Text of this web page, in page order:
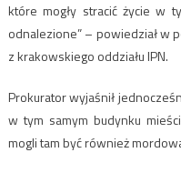
które mogły stracić życie w
odnalezione” – powiedział w
z krakowskiego oddziału IPN.
Prokurator wyjaśnił
w tym samym budynku
mogli tam być również